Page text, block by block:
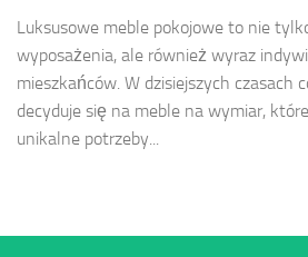
Luksusowe meble pokojowe to nie
wyposażenia, ale również wyraz
mieszkańców. W dzisiejszych czasach
decyduje się na meble na wymiar,
unikalne potrzeby...